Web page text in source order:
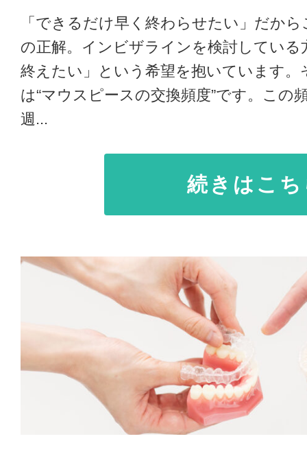
「できるだけ早く終わらせたい」だか
の正解。インビザラインを検討している
終えたい」という希望を抱いています
は“マウスピースの交換頻度”です。この
週...
続きはこ